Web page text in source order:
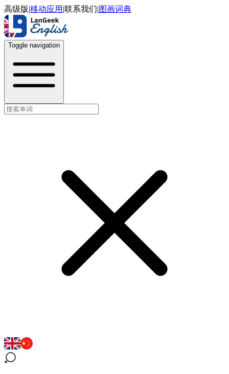
高级版|移动应用 |联系我们|图画词典
Toggle navigation